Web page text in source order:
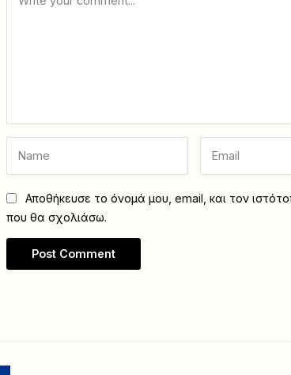
Αποθήκευσε το όνομά μου, email, και τον
που θα σχολιάσω.